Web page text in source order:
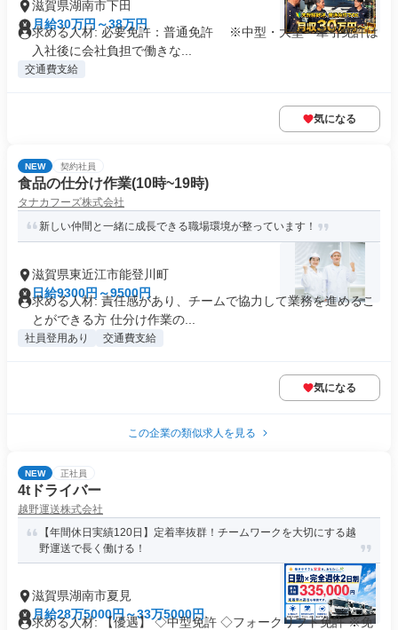
滋賀県湖南市下田
月給30万円～38万円
求める人材: 必要免許：普通免許 ※中型・大型・牽引免許は
入社後に会社負担で働きな...
交通費支給
気になる
NEW 契約社員
食品の仕分け作業(10時~19時)
タナカフーズ株式会社
新しい仲間と一緒に成長できる職場環境が整っています！
滋賀県東近江市能登川町
日給9300円～9500円
求める人材: 責任感があり、チームで協力して業務を進めるこ
とができる方 仕分け作業の...
社員登用あり 交通費支給
気になる
この企業の類似求人を見る
NEW 正社員
4tドライバー
越野運送株式会社
【年間休日実績120日】定着率抜群！チームワークを大切にする越
野運送で長く働ける！
滋賀県湖南市夏見
月給28万5000円～33万5000円
求める人材: 【優遇】 ◇中型免許 ◇フォークリフト免許 ※免